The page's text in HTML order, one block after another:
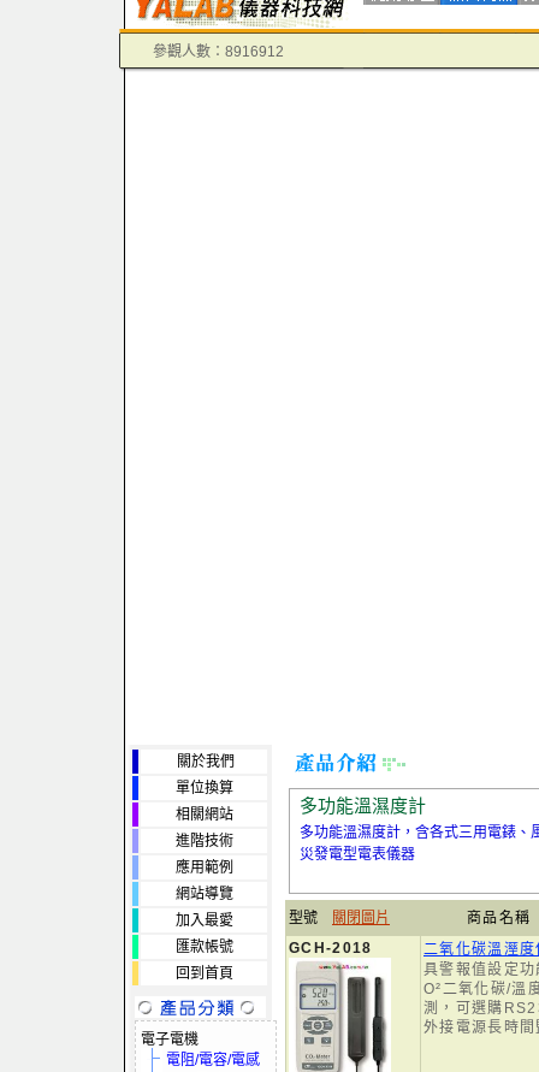
參觀人數：8916912
關於我們
單位換算
相關網站
進階技術
應用範例
網站導覽
加入最愛
匯款帳號
回到首頁
電子電機
電阻/電容/電感
多功能溫濕度計
多功能溫濕度計，含各式三用電錶、
災發電型電表儀器
型號 關閉圖片
商品名稱
GCH-2018
二氧化碳溫溼
具警報值設定
O²二氧化碳/溫
測，可選購
外接電源長時